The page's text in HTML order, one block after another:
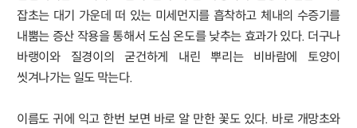
잡초는 대기 가운데 떠 있는 미세먼지를 흡착하고 체내의 수증기를
내뿜는 증산 작용을 통해서 도심 온도를 낮추는 효과가 있다. 더구나
바랭이와 질경이의 굳건하게 내린 뿌리는 비바람에 토양이
씻겨나가는 일도 막는다.
이름도 귀에 익고 한번 보면 바로 알 만한 꽃도 있다. 바로 개망초와